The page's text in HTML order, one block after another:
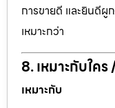
การขายดี และยินดี
เหมาะกว่า
8. เหมาะกับใคร
เหมาะกับ